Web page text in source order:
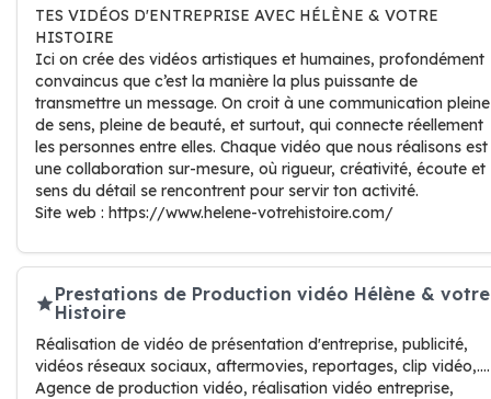
TES VIDÉOS D'ENTREPRISE AVEC HÉLÈNE & VOTRE
HISTOIRE
Ici on crée des vidéos artistiques et humaines, profondément
convaincus que c’est la manière la plus puissante de
transmettre un message. On croit à une communication pleine
de sens, pleine de beauté, et surtout, qui connecte réellement
les personnes entre elles. Chaque vidéo que nous réalisons est
une collaboration sur-mesure, où rigueur, créativité, écoute et
sens du détail se rencontrent pour servir ton activité.
Site web : https://www.helene-votrehistoire.com/
Prestations de Production vidéo Hélène & votre
Histoire
Réalisation de vidéo de présentation d'entreprise, publicité,
vidéos réseaux sociaux, aftermovies, reportages, clip vidéo,....
Agence de production vidéo, réalisation vidéo entreprise,